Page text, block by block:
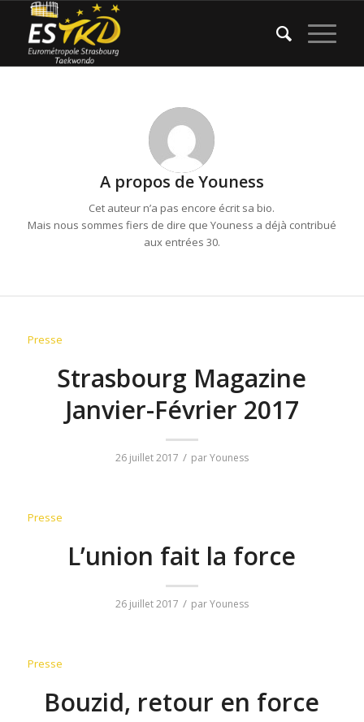
A propos deYouness
Cet auteur n’a pas encore écrit sa bio.
Mais nous sommes fiers de dire que Youness a déjà contribué
aux entrées 30.
Presse
Strasbourg Magazine
Janvier-Février 2017
26 juillet 2017 / parYouness
Presse
L’union fait la force
26 juillet 2017 / parYouness
Presse
Bouzid, retour en force